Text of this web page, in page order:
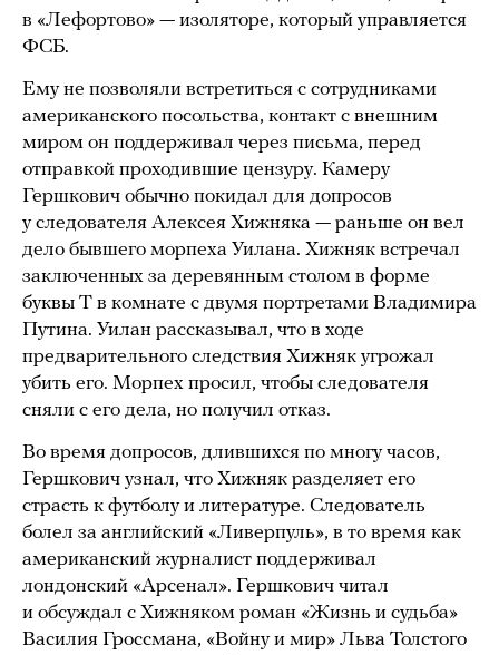
в «Лефортово» — изоляторе, который управляется
ФСБ.
Ему не позволяли встретиться с сотрудниками
американского посольства, контакт с внешним
миром он поддерживал через письма, перед
отправкой проходившие цензуру. Камеру
Гершкович обычно покидал для допросов
у следователя Алексея Хижняка — раньше он вел
дело бывшего морпеха Уилана. Хижняк встречал
заключенных за деревянным столом в форме
буквы Т в комнате с двумя портретами Владимира
Путина. Уилан рассказывал, что в ходе
предварительного следствия Хижняк угрожал
убить его. Морпех просил, чтобы следователя
сняли с его дела, но получил отказ.
Во время допросов, длившихся по многу часов,
Гершкович узнал, что Хижняк разделяет его
страсть к футболу и литературе. Следователь
болел за английский «Ливерпуль», в то время как
американский журналист поддерживал
лондонский «Арсенал». Гершкович читал
и обсуждал с Хижняком роман «Жизнь и судьба»
Василия Гроссмана, «Войну и мир» Льва Толстого